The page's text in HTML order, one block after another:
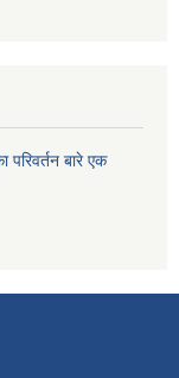
परिवर्तन बारे एक